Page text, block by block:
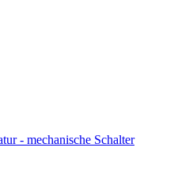
- mechanische Schalter